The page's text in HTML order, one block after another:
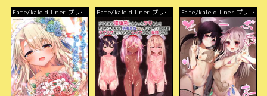
Fate/kaleid liner プリズ
マ☆イリヤ
Fate/kaleid liner プリズ
マ☆イリヤ
Fate/kaleid liner プリズ
マ☆イリヤ